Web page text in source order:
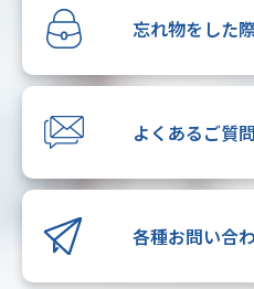
忘れ物をした際
よくあるご質問
各種お問い合